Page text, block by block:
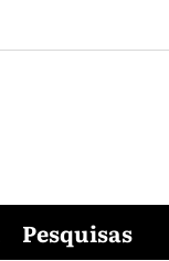
Pesquisas